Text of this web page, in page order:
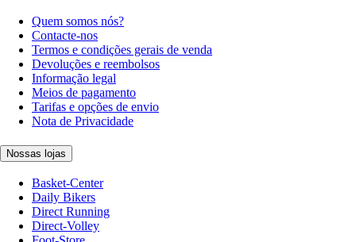
Quem somos nós?
Contacte-nos
Termos e condições gerais de venda
Devoluções e reembolsos
Informação legal
Meios de pagamento
Tarifas e opções de envio
Nota de Privacidade
Nossas lojas
Basket-Center
Daily Bikers
Direct Running
Direct-Volley